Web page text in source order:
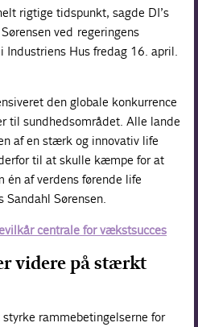
rigtige tidspunkt, sagde DI’s
ved regeringens
Hus fredag 16. april.
den globale konkurrence
til sundhedsområdet. Alle lande
af en stærk og innovativ life
til at skulle kæmpe for at
én af verdens førende life
Sørensen.
centrale for vækstsucces
videre på stærkt
rammebetingelserne for